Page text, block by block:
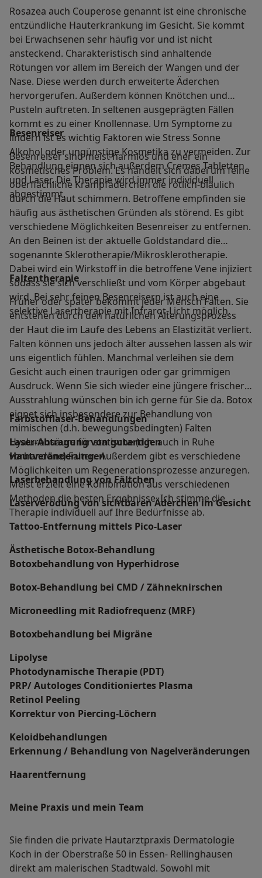
Rosazea auch Couperose genannt ist eine chronische
entzündliche Hauterkrankung im Gesicht. Sie kommt
bei Erwachsenen sehr häufig vor und ist nicht
ansteckend. Charakteristisch sind anhaltende
Rötungen vor allem im Bereich der Wangen und der
Nase. Diese werden durch erweiterte Äderchen
hervorgerufen. Außerdem können Knötchen und
Pusteln auftreten. In seltenen ausgeprägten Fällen
kommt es zu einer Knollennase. Um Symptome zu
lindern ist es wichtig Faktoren wie Stress Sonne
Alkohol oder ungünstige Kosmetika zu vermeiden. Zur
Behandlung eignen sich außerdem Cremes Tabletten
und Laser. Die Therapie wird immer individuell
abgestimmt.
Besenreiser
Besenreiser sind meist harmlos und eher ein
kosmetisches Problem. Es handelt sich dabei um feine
oberflächliche Krampfäderchen die rötlich-bläulich
durch die Haut schimmern. Betroffene empfinden sie
häufig aus ästhetischen Gründen als störend. Es gibt
verschiedene Möglichkeiten Besenreiser zu entfernen.
An den Beinen ist der aktuelle Goldstandard die
sogenannte Sklerotherapie/Mikrosklerotherapie.
Dabei wird ein Wirkstoff in die betroffene Vene injiziert
sodass sie sich verschließt und vom Körper abgebaut
wird. Bei sehr feinen Besenreisern ist auch eine
selektive Lasertherapie mit Infrarot-Licht möglich.
Faltentherapie
Früher oder später bekommt jeder Mensch Falten. Sie
entstehen durch den natürlichen Alterungsprozess
der Haut die im Laufe des Lebens an Elastizität verliert.
Falten können uns jedoch älter aussehen lassen als wir
uns eigentlich fühlen. Manchmal verleihen sie dem
Gesicht auch einen traurigen oder gar grimmigen
Ausdruck. Wenn Sie sich wieder eine jüngere frischere
Ausstrahlung wünschen bin ich gerne für Sie da. Botox
eignet sich insbesondere zur Behandlung von
mimischen (d.h. bewegungsbedingten) Falten
Hyaluronsäure für statische (d.h. auch in Ruhe
vorhandene) Falten. Außerdem gibt es verschiedene
Möglichkeiten um Regenerationsprozesse anzuregen.
Meist erzielt eine Kombination aus verschiedenen
Methoden die besten Ergebnisse. Ich stimme die
Therapie individuell auf Ihre Bedürfnisse ab.
Farbstofflaser-Behandlungen
Laser-Abtragung von gutartigen
Hautveränderungen
Laserbehandlung von Fältchen
Laserverödung von sichtbaren Äderchen im Gesicht
Tattoo-Entfernung mittels Pico-Laser
Ästhetische Botox-Behandlung
Botoxbehandlung von Hyperhidrose
Botox-Behandlung bei CMD / Zähneknirschen
Microneedling mit Radiofrequenz (MRF)
Botoxbehandlung bei Migräne
Lipolyse
Photodynamische Therapie (PDT)
PRP/ Autologes Conditioniertes Plasma
Retinol Peeling
Korrektur von Piercing-Löchern
Keloidbehandlungen
Erkennung / Behandlung von Nagelveränderungen
Haarentfernung
Meine Praxis und mein Team
Sie finden die private Hautarztpraxis Dermatologie
Koch in der Oberstraße 50 in Essen- Rellinghausen
direkt am malerischen Stadtwald. Sowohl mit